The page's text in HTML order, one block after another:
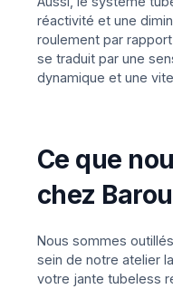
réactivité et une
roulement par
se traduit par une
dynamique et une
Ce que
chez
Nous sommes
sein de notre atelier
votre jante tubeless